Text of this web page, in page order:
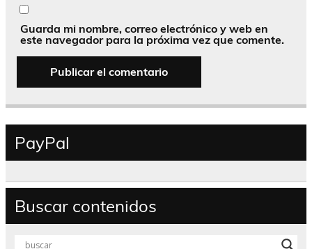
Guarda mi nombre, correo electrónico y web en
este navegador para la próxima vez que comente.
PayPal
Buscar contenidos